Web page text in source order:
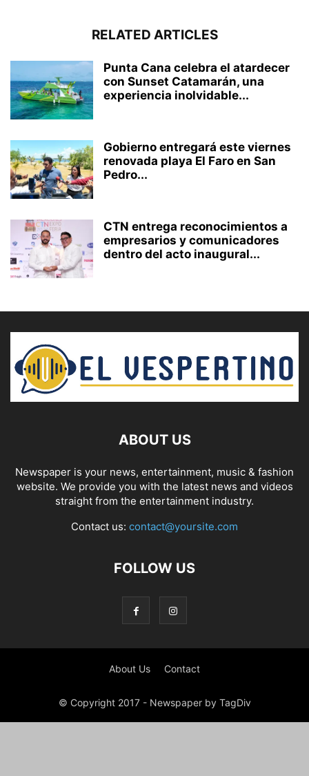
RELATED ARTICLES
Punta Cana celebra el atardecer
con Sunset Catamarán, una
experiencia inolvidable...
Gobierno entregará este viernes
renovada playa El Faro en San
Pedro...
CTN entrega reconocimientos a
empresarios y comunicadores
dentro del acto inaugural...
ABOUT US
Newspaper is your news, entertainment, music & fashion
website. We provide you with the latest news and videos
straight from the entertainment industry.
Contact us: contact@yoursite.com
FOLLOW US
About Us Contact
© Copyright 2017 - Newspaper by TagDiv